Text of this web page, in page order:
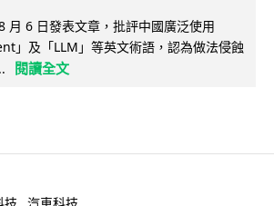
月 6 日發表文章，批評中國廣泛使用
」及「LLM」等英文術語，認為做法侵蝕
閱讀全文